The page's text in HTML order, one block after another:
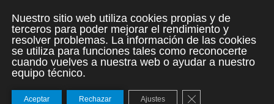
Nuestro sitio web utiliza cookies propias y de
terceros para poder mejorar el rendimiento y
resolver problemas. La información de las cookies
se utiliza para funciones tales como reconocerte
cuando vuelves a nuestra web o ayudar a nuestro
equipo técnico.
Aceptar Rechazar Ajustes Cerrar el banner de